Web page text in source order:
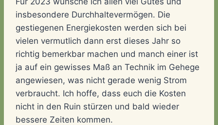
insbesondere Durchhaltevermögen. Die
gestiegenen Energiekosten werden sich bei
vielen vermutlich dann erst dieses Jahr so
richtig bemerkbar machen und manch einer ist
ja auf ein gewisses Maß an Technik im Gehege
angewiesen, was nicht gerade wenig Strom
verbraucht. Ich hoffe, dass euch die Kosten
nicht in den Ruin stürzen und bald wieder
bessere Zeiten kommen.